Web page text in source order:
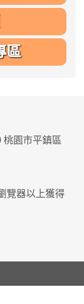
區
園市平鎮區
覽器以上獲得